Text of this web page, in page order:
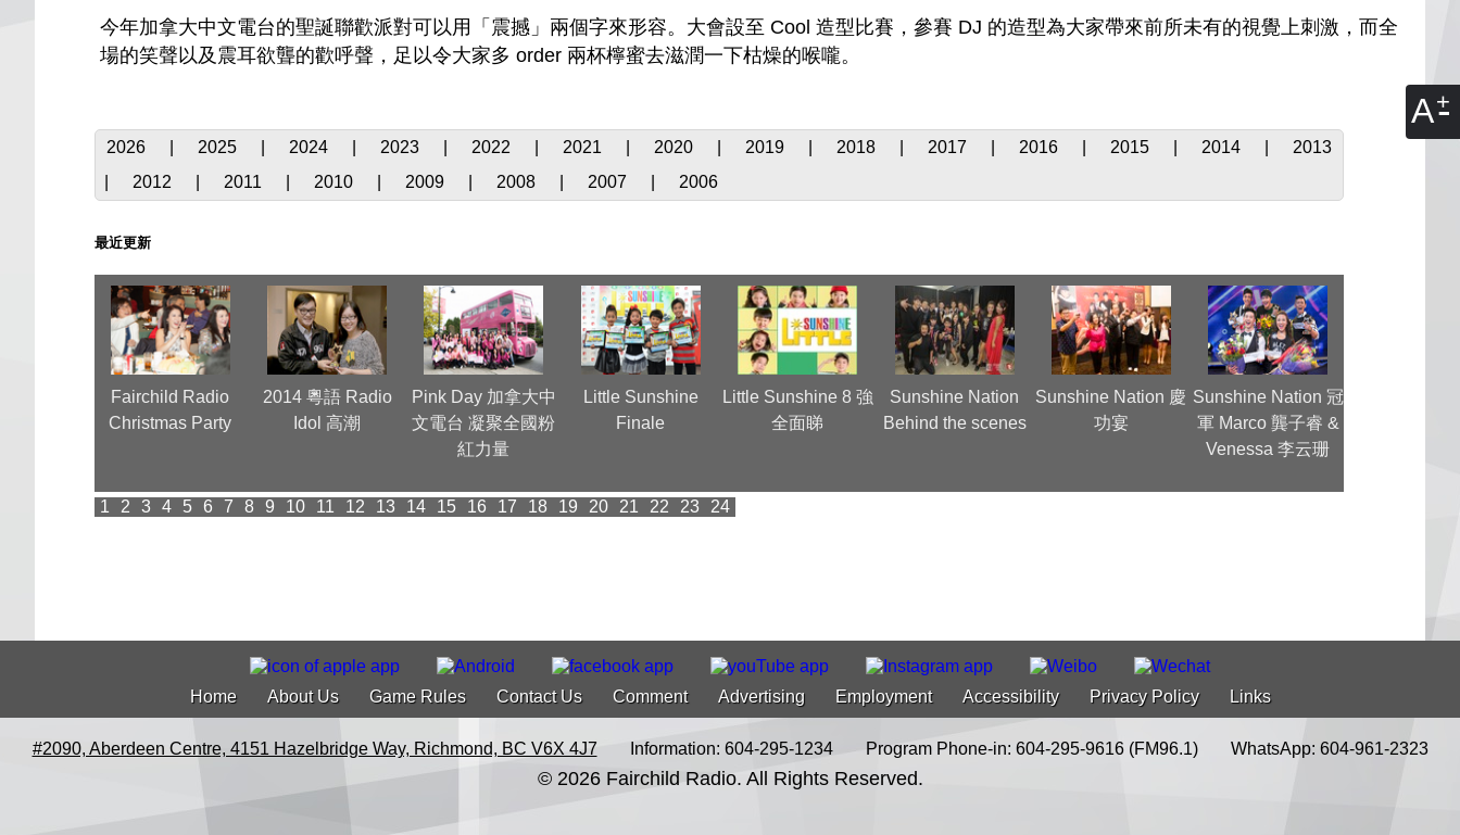
A
今年加拿大中文電台的聖誕聯歡派對可以用「震撼」兩個字來形容。大會設至 Cool 造型比賽，參賽 DJ 的造型為大家帶來前所未有的視覺上刺激，而全
場的笑聲以及震耳欲聾的歡呼聲，足以令大家多 order 兩杯檸蜜去滋潤一下枯燥的喉嚨。
2026 2025 2024 2023 2022 2021 2020 2019 2018 2017 2016 2015 2014
2013
2012 2011 2010 2009 2008 2007 2006
最近更新
Fairchild Radio
Christmas Party
2014 粵語 Radio
Idol 高潮
Pink Day 加拿大中
文電台 凝聚全國粉
紅力量
Little Sunshine
Finale
Little Sunshine 8 強
全面睇
Sunshine Nation
Behind the scenes
Sunshine Nation 慶
功宴
Sunshine Nation 冠
軍 Marco 龔子睿 &
Venessa 李云珊
1 2 3 4 5 6 7 8 9 10 11 12 13 14 15 16 17 18 19 20 21 22 23 24
Home About Us Game Rules Contact Us Comment Advertising Employment Accessibility Privacy Policy Links
#2090, Aberdeen Centre, 4151 Hazelbridge Way, Richmond, BC V6X 4J7 Information: 604-295-1234 Program Phone-in: 604-295-9616 (FM96.1) WhatsApp: 604-961-2323
© 2026 Fairchild Radio. All Rights Reserved.